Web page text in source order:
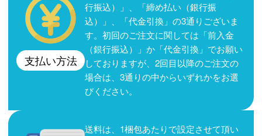
支払い方法
行振込）」、「締め払い（銀行振
込）」、「代金引換」の3通りございま
す。初回のご注文に関しては「前入金
（銀行振込）」か「代金引換」でお願い
しておりますが、2回目以降のご注文の
場合は、3通りの中からいずれかをお選
びください。
送料は、1梱包あたりで設定させて頂い